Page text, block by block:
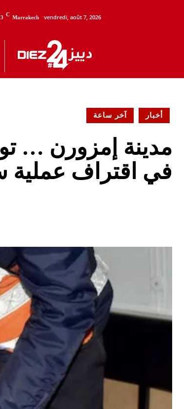
C Marrakech vendredi, août 7, 2026
آخر ساعة أخبار
مدينة إمزورن …
في اقتراف عملية